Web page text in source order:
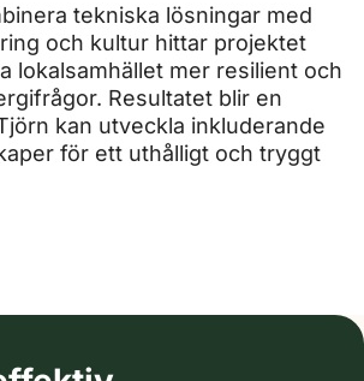
tekniska lösningar med
och kultur hittar projektet
lokalsamhället mer resilient och
Resultatet blir en
kan utveckla inkluderande
för ett uthålligt och tryggt